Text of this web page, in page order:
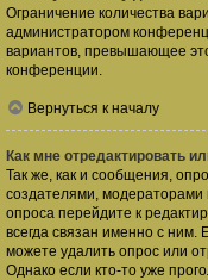
Ограничение количества
администратором
вариантов, превышающее
конференции.
Вернуться к началу
Как мне отредактировать
Так же, как и сообщения,
создателями,
опроса перейдите к
всегда связан именно с ним.
можете удалить опрос или
Однако если кто-то уже